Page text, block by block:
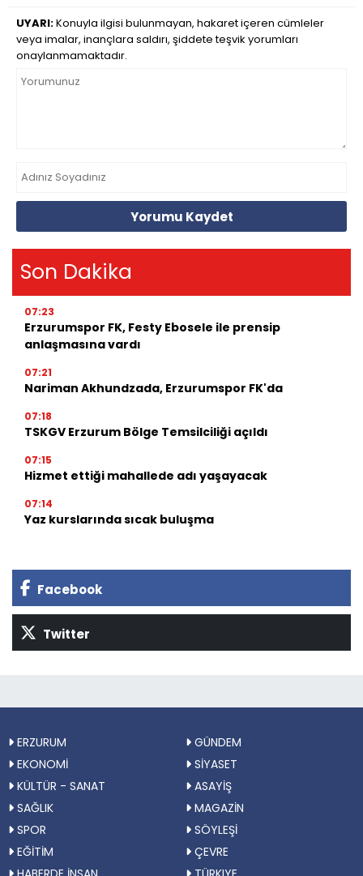
UYARI:Konuyla ilgisi bulunmayan, hakaret içeren cümleler
veya imalar, inançlara saldırı, şiddete teşvik yorumları
onaylanmamaktadır.
Yorumu Kaydet
Son Dakika
07:23
Erzurumspor FK, Festy Ebosele ile prensip
anlaşmasına vardı
07:21
Nariman Akhundzada, Erzurumspor FK'da
07:18
TSKGV Erzurum Bölge Temsilciliği açıldı
07:15
Hizmet ettiği mahallede adı yaşayacak
07:14
Yaz kurslarında sıcak buluşma
Facebook
Twitter
ERZURUM
GÜNDEM
EKONOMİ
SİYASET
KÜLTÜR - SANAT
ASAYİŞ
SAĞLIK
MAGAZİN
SPOR
SÖYLEŞİ
EĞİTİM
ÇEVRE